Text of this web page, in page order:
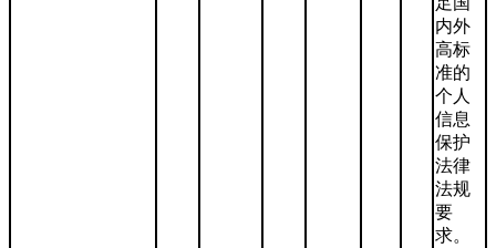
内外
高标
准的
个人
信息
保护
法律
法规
要
求。